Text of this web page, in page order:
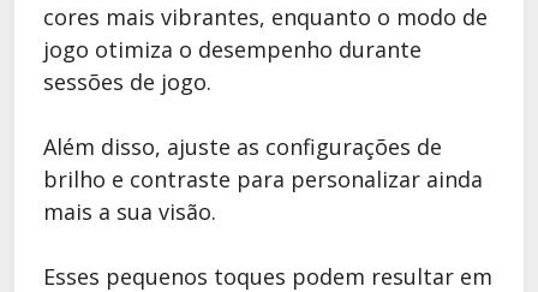
cores mais vibrantes, enquanto o modo de
jogo otimiza o desempenho durante
sessões de jogo.
Além disso, ajuste as configurações de
brilho e contraste para personalizar ainda
mais a sua visão.
Esses pequenos toques podem resultar em